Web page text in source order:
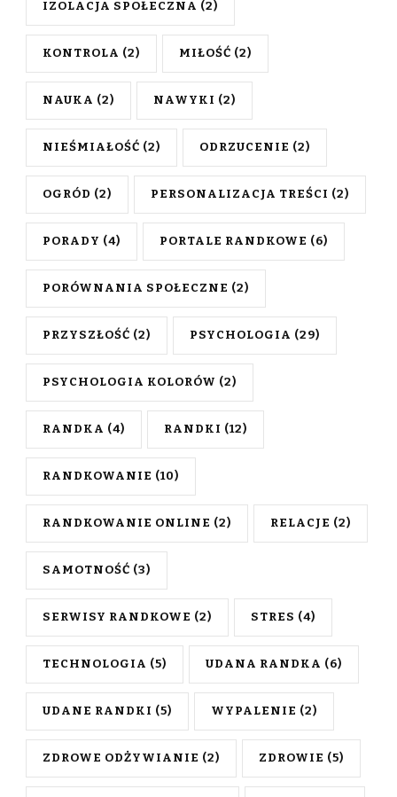
IZOLACJA SPOŁECZNA (2)
KONTROLA (2) MIŁOŚĆ (2)
NAUKA (2) NAWYKI (2)
NIEŚMIAŁOŚĆ (2) ODRZUCENIE (2)
OGRÓD (2) PERSONALIZACJA TREŚCI (2)
PORADY (4) PORTALE RANDKOWE (6)
PORÓWNANIA SPOŁECZNE (2)
PRZYSZŁOŚĆ (2) PSYCHOLOGIA (29)
PSYCHOLOGIA KOLORÓW (2)
RANDKA (4) RANDKI (12)
RANDKOWANIE (10)
RANDKOWANIE ONLINE (2) RELACJE (2)
SAMOTNOŚĆ (3)
SERWISY RANDKOWE (2) STRES (4)
TECHNOLOGIA (5) UDANA RANDKA (6)
UDANE RANDKI (5) WYPALENIE (2)
ZDROWE ODŻYWIANIE (2) ZDROWIE (5)